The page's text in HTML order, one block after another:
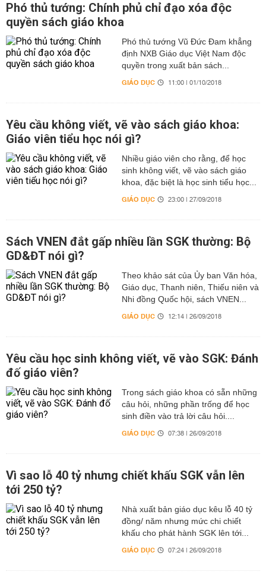
Phó thủ tướng: Chính phủ chỉ đạo xóa độc
quyền sách giáo khoa
Phó thủ tướng Vũ Đức Đam khẳng
định NXB Giáo dục Việt Nam độc
quyền trong xuất bản sách...
GIÁO DỤC 11:00 | 01/10/2018
Yêu cầu không viết, vẽ vào sách giáo khoa:
Giáo viên tiểu học nói gì?
Nhiều giáo viên cho rằng, để học
sinh không viết, vẽ vào sách giáo
khoa, đặc biệt là học sinh tiểu học...
GIÁO DỤC 23:00 | 27/09/2018
Sách VNEN đắt gấp nhiều lần SGK thường: Bộ
GD&ĐT nói gì?
Theo khảo sát của Ủy ban Văn hóa,
Giáo dục, Thanh niên, Thiếu niên và
Nhi đồng Quốc hội, sách VNEN...
GIÁO DỤC 12:14 | 26/09/2018
Yêu cầu học sinh không viết, vẽ vào SGK: Đánh
đố giáo viên?
Trong sách giáo khoa có sẵn những
câu hỏi, những phần trống để học
sinh điền vào trả lời câu hỏi....
GIÁO DỤC 07:38 | 26/09/2018
Vì sao lỗ 40 tỷ nhưng chiết khấu SGK vẫn lên
tới 250 tỷ?
Nhà xuất bản giáo dục kêu lỗ 40 tỷ
đồng/ năm nhưng mức chi chiết
khấu cho phát hành SGK lên tới...
GIÁO DỤC 07:24 | 26/09/2018